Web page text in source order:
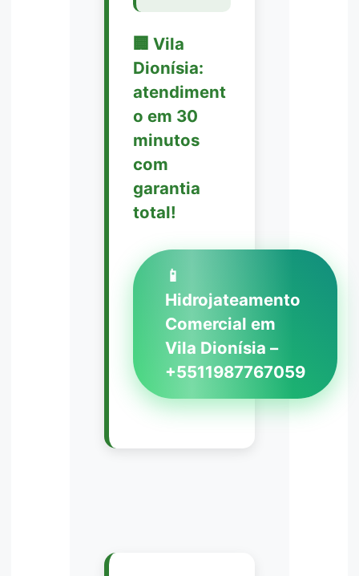
🏢 Vila
Dionísia:
atendiment
o em 30
minutos
com
garantia
total!
📱
Hidrojateamento
Comercial em
Vila Dionísia –
+5511987767059